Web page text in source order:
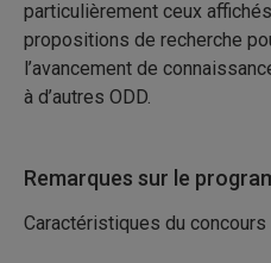
particulièrement ceux
propositions de recherche
l’avancement de
à d’autres ODD.
Remarques sur le
Caractéristiques du concours